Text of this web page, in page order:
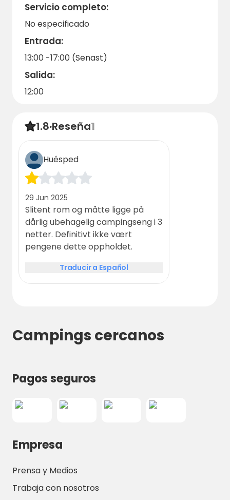
Servicio completo:
No especificado
Entrada:
13:00 -17:00 (Senast)
Salida:
12:00
1.8·Reseña1
Huésped
29 Jun 2025
Slitent rom og måtte ligge på
dårlig ubehagelig campingseng i 3
netter. Definitivt ikke vært
pengene dette oppholdet.
Traducir a Español
Campings cercanos
Pagos seguros
Empresa
Prensa y Medios
Trabaja con nosotros